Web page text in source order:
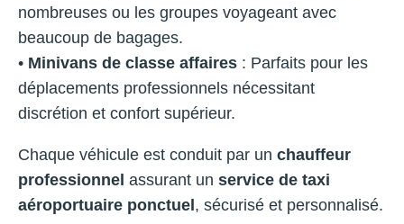
nombreuses ou les groupes voyageant avec
beaucoup de bagages.
• Minivans de classe affaires : Parfaits pour les
déplacements professionnels nécessitant
discrétion et confort supérieur.
Chaque véhicule est conduit par un chauffeur
professionnel assurant un service de taxi
aéroportuaire ponctuel , sécurisé et personnalisé.